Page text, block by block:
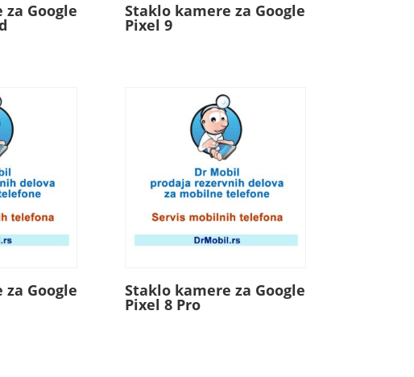
Google Staklo kamere za Google
Pixel 9
Google Staklo kamere za Google
Pixel 8 Pro